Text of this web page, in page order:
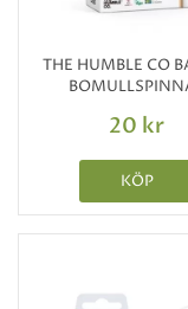
THE HUMBLE CO
20 kr
KÖP